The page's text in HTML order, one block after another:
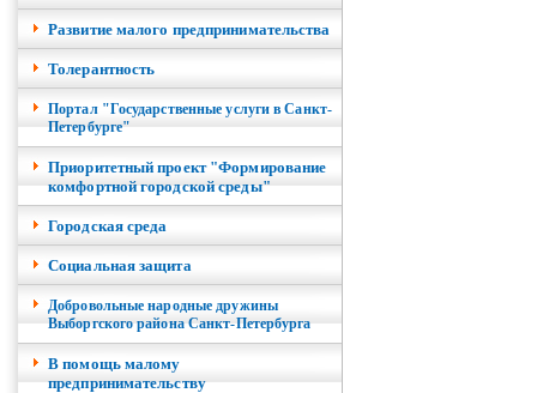
Развитие малого предпринимательства
Толерантность
Портал "Государственные услуги в Санкт-
Петербурге"
Приоритетный проект "Формирование
комфортной городской среды"
Городская среда
Социальная защита
Добровольные народные дружины
Выборгского района Санкт-Петербурга
В помощь малому
предпринимательству